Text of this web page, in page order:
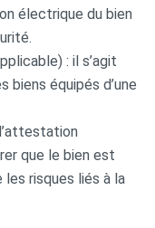
électrique du bien
: il s’agit
biens équipés d’une
que le bien est
risques liés à la